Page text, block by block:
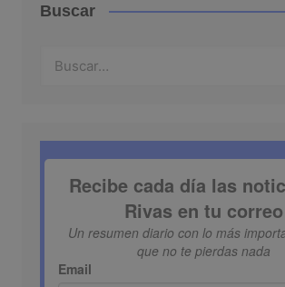
Buscar